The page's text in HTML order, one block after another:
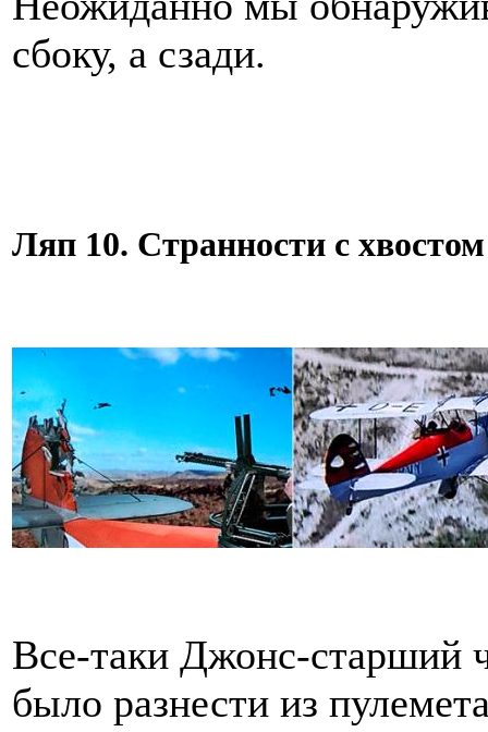
сбоку, а сзади.
Ляп 10. Странности с хвостом
Все-таки Джонс-старший
было разнести из